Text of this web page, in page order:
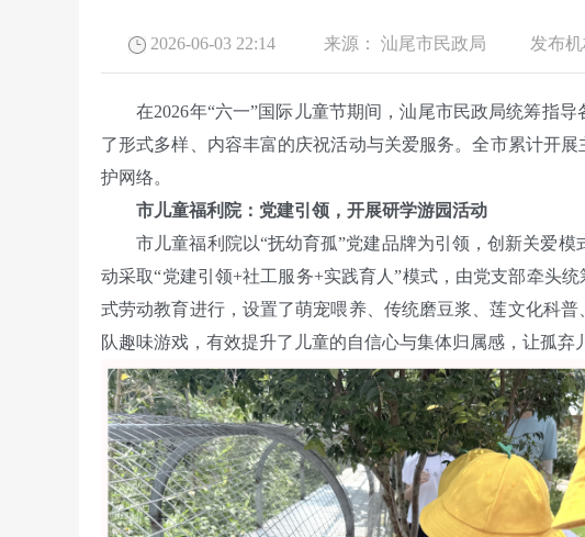
2026-06-03 22:14 来源： 汕尾市民政局 发布机
在2026年“六一”国际儿童节期间，汕尾市民政局统筹指导
了形式多样、内容丰富的庆祝活动与关爱服务。全市累计开
护网络。
市儿童福利院：党建引领，开展研学游园活动
市儿童福利院以“抚幼育孤”党建品牌为引领，创新关爱模
动采取“党建引领+社工服务+实践育人”模式，由党支部牵头
式劳动教育进行，设置了萌宠喂养、传统磨豆浆、莲文化科
队趣味游戏，有效提升了儿童的自信心与集体归属感，让孤弃